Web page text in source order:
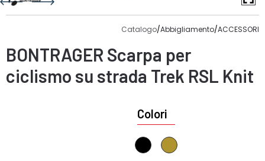
Catalogo/Abbigliamento/ACCESSORI
BONTRAGER Scarpa per
ciclismo su strada Trek RSL Knit
Colori